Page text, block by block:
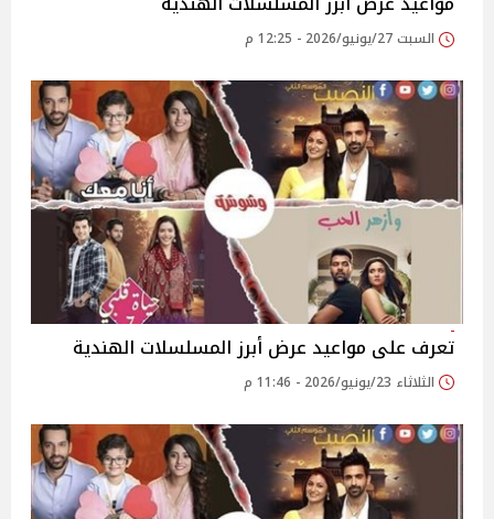
السبت 27/يونيو/2026 - 12:25 م
تعرف على مواعيد عرض أبرز المسلسلات الهندية
الثلاثاء 23/يونيو/2026 - 11:46 م